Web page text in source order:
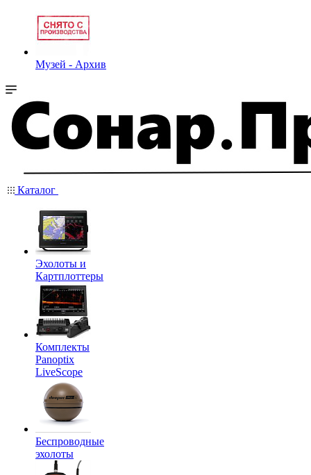
Музей - Архив
Каталог
Эхолоты и
Картплоттеры
Комплекты
Panoptix
LiveScope
Беспроводные
эхолоты